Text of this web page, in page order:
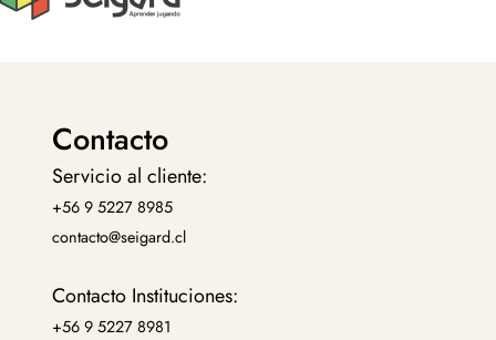
Contacto
Servicio al cliente:
+56 9 5227 8985
contacto@seigard.cl
Contacto Instituciones:
+56 9 5227 8981